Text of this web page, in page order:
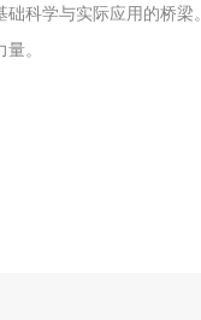
科学与实际应用的桥梁
。